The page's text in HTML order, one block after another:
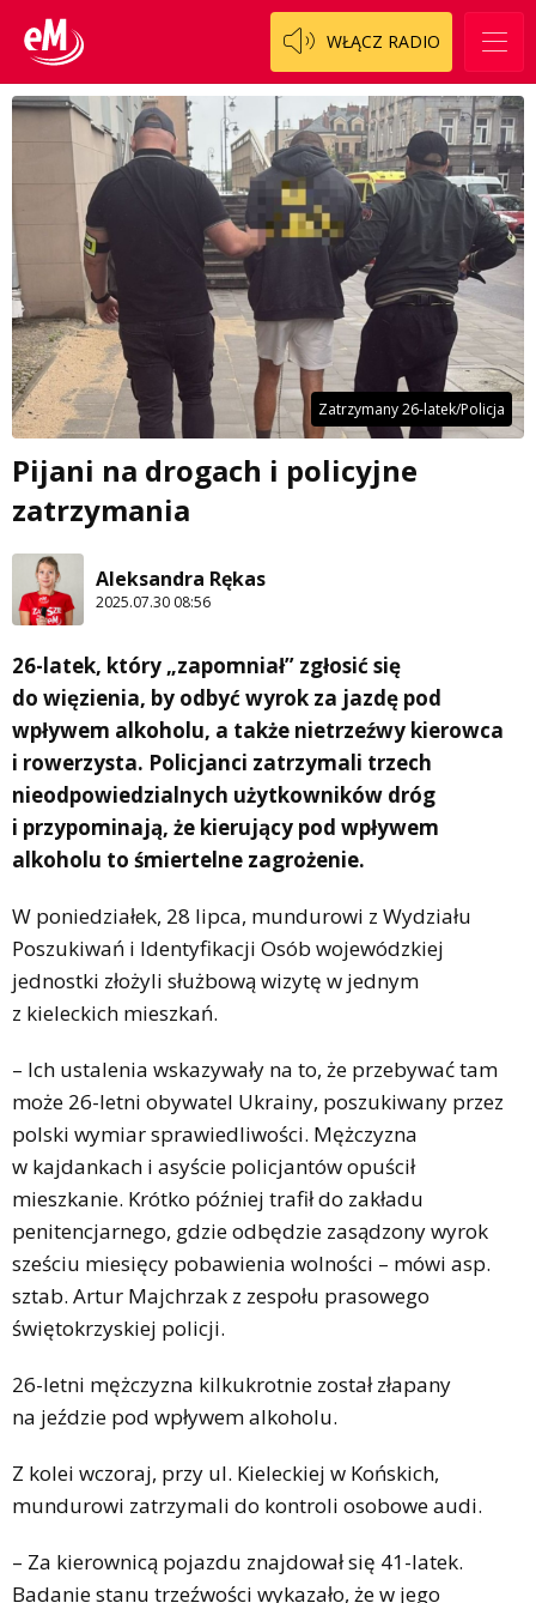
WŁĄCZ RADIO
Zatrzymany 26-latek/Policja
Pijani na drogach i policyjne
zatrzymania
Aleksandra Rękas
2025.07.30 08:56
26-latek, który „zapomniał” zgłosić się
do więzienia, by odbyć wyrok za jazdę pod
wpływem alkoholu, a także nietrzeźwy kierowca
i rowerzysta. Policjanci zatrzymali trzech
nieodpowiedzialnych użytkowników dróg
i przypominają, że kierujący pod wpływem
alkoholu to śmiertelne zagrożenie.
W poniedziałek, 28 lipca, mundurowi z Wydziału
Poszukiwań i Identyfikacji Osób wojewódzkiej
jednostki złożyli służbową wizytę w jednym
z kieleckich mieszkań.
– Ich ustalenia wskazywały na to, że przebywać tam
może 26-letni obywatel Ukrainy, poszukiwany przez
polski wymiar sprawiedliwości. Mężczyzna
w kajdankach i asyście policjantów opuścił
mieszkanie. Krótko później trafił do zakładu
penitencjarnego, gdzie odbędzie zasądzony wyrok
sześciu miesięcy pobawienia wolności – mówi asp.
sztab. Artur Majchrzak z zespołu prasowego
świętokrzyskiej policji.
26-letni mężczyzna kilkukrotnie został złapany
na jeździe pod wpływem alkoholu.
Z kolei wczoraj, przy ul. Kieleckiej w Końskich,
mundurowi zatrzymali do kontroli osobowe audi.
– Za kierownicą pojazdu znajdował się 41-latek.
Badanie stanu trzeźwości wykazało, że w jego